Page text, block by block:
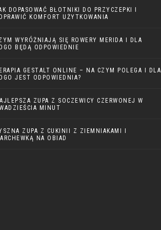
DOPASOWAĆ BŁOTNIKI DO PRZYCZEPKI I
KOMFORT UŻYTKOWANIA
WYRÓŻNIAJĄ SIĘ ROWERY MERIDA I DLA
BĘDĄ ODPOWIEDNIE
GESTALT ONLINE – NA CZYM POLEGA I DLA
JEST ODPOWIEDNIA?
ZUPA Z SOCZEWICY CZERWONEJ W
MINUT
ZUPA Z CUKINII Z ZIEMNIAKAMI I
NA OBIAD